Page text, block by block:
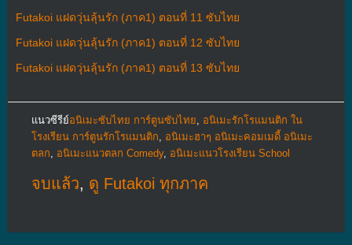
Futakoi แฝดวุ่นลุ้นรัก (ภาค1) ตอนที่ 11 ซับไทย
Futakoi แฝดวุ่นลุ้นรัก (ภาค1) ตอนที่ 12 ซับไทย
Futakoi แฝดวุ่นลุ้นรัก (ภาค1) ตอนที่ 13 ซับไทย
แนวซีรีย์อนิเมะซับไทย การ์ตูนซับไทย, อนิเมะรักโรแมนติก ใน
โรงเรียน การ์ตูนรักโรแมนติก, อนิเมะฮาๆ อนิเมะคอมเมดี้ อนิเมะ
ตลก, อนิเมะแนวตลก Comedy, อนิเมะแนวโรงเรียน School
จบแล้ว, ดู Futakoi ทุกภาค